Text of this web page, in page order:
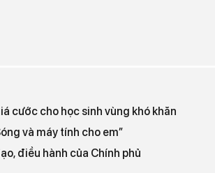
cước cho học sinh vùng khó khăn
và máy tính cho em”
điều hành của Chính phủ